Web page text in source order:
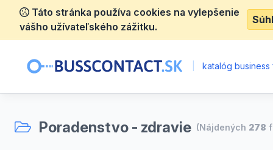
Táto stránka používa cookies na vylepšenie
vášho užívateľského zážitku.
katalóg business
Poradenstvo - zdravie (Nájdených 278